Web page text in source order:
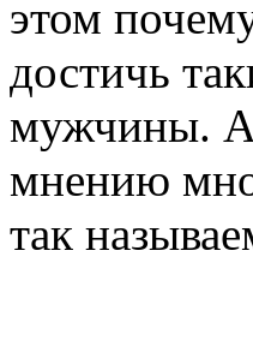
этом
достичь
мужчины. А
мнению
так